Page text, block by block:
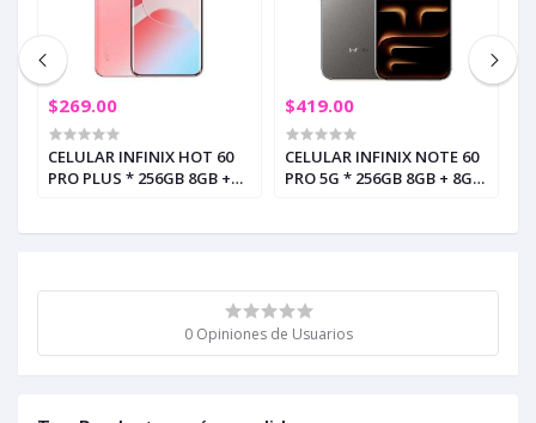
0 Opiniones de Usuarios
$269.00
CELULAR INFINIX HOT 60
PRO PLUS * 256GB 8GB +
$419.00
CELULAR INFINIX NOTE 60
PRO 5G * 256GB 8GB + 8GB